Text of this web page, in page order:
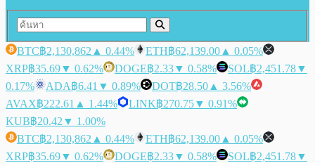
BTC฿2,130,862 ▲ 0.44% ETH฿62,139.00 ▲ 0.05%
XRP฿35.69▼ 0.62% DOGE฿2.33▼ 0.58% SOL฿2,451.78▼
0.17%
ADA฿6.41 ▼ 0.89% DOT฿28.50 ▲ 3.56%
AVAX฿222.61 ▲ 1.44% LINK฿270.75▼ 0.91%
KUB฿20.42 ▼ 1.00%
BTC฿2,130,862 ▲ 0.44% ETH฿62,139.00 ▲ 0.05%
XRP฿35.69▼ 0.62% DOGE฿2.33▼ 0.58% SOL฿2,451.78▼